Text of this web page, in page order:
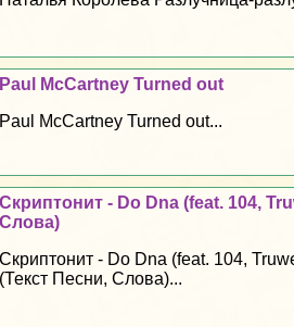
Paul McCartney Turned out
Paul McCartney Turned out...
Скриптонит - Do Dna (feat. 104,
Слова)
Скриптонит - Do Dna (feat. 104,
(Текст Песни, Слова)...